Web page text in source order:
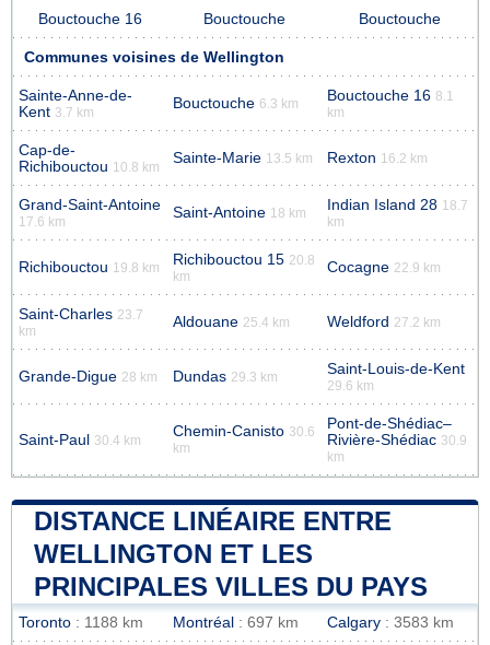
Bouctouche 16 Bouctouche Bouctouche
Communes voisines de Wellington
Sainte-Anne-de-
Kent 3.7 km
Bouctouche 6.3 km Bouctouche 16 8.1
km
Cap-de-
Richibouctou 10.8 km
Sainte-Marie 13.5 km Rexton 16.2 km
Grand-Saint-Antoine
17.6 km
Saint-Antoine 18 km Indian Island 28 18.7
km
Richibouctou 19.8 km Richibouctou 15 20.8
km
Cocagne 22.9 km
Saint-Charles 23.7
km
Aldouane 25.4 km Weldford 27.2 km
Grande-Digue 28 km Dundas 29.3 km Saint-Louis-de-Kent
29.6 km
Saint-Paul 30.4 km
Chemin-Canisto 30.6
km
Pont-de-Shédiac–
Rivière-Shédiac 30.9
km
DISTANCE LINÉAIRE ENTRE
WELLINGTON ET LES
PRINCIPALES VILLES DU PAYS
Toronto : 1188 km Montréal : 697 km Calgary : 3583 km